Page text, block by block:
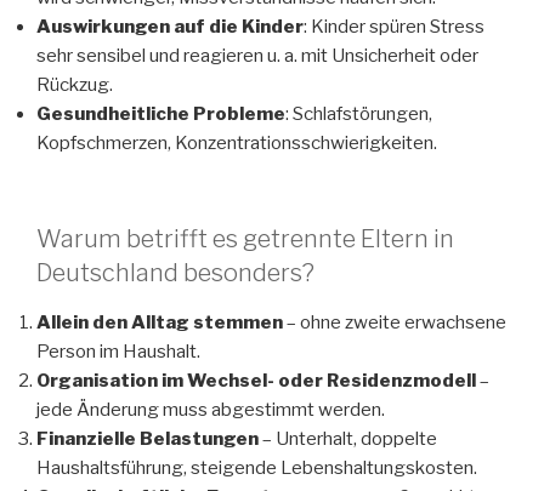
Auswirkungen auf die Kinder: Kinder spüren Stress
sehr sensibel und reagieren u. a. mit Unsicherheit oder
Rückzug.
Gesundheitliche Probleme: Schlafstörungen,
Kopfschmerzen, Konzentrationsschwierigkeiten.
Warum betrifft es getrennte Eltern in
Deutschland besonders?
Allein den Alltag stemmen– ohne zweite erwachsene
Person im Haushalt.
Organisation im Wechsel- oder Residenzmodell–
jede Änderung muss abgestimmt werden.
Finanzielle Belastungen– Unterhalt, doppelte
Haushaltsführung, steigende Lebenshaltungskosten.